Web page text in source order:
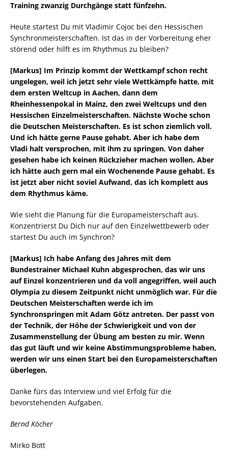
Training zwanzig Durchgänge statt fünfzehn.
Heute startest Du mit Vladimir Cojoc bei den Hessischen
Synchronmeisterschaften. Ist das in der Vorbereitung eher
störend oder hilft es im Rhythmus zu bleiben?
[Markus] Im Prinzip kommt der Wettkampf schon recht
ungelegen, weil ich jetzt sehr viele Wettkämpfe hatte, mit
dem ersten Weltcup in Aachen, dann dem
Rheinhessenpokal in Mainz, den zwei Weltcups und den
Hessischen Einzelmeisterschaften. Nächste Woche schon
die Deutschen Meisterschaften. Es ist schon ziemlich voll.
Und ich hätte gerne Pause gehabt. Aber ich habe dem
Vladi halt versprochen, mit ihm zu springen. Von daher
gesehen habe ich keinen Rückzieher machen wollen. Aber
ich hätte auch gern mal ein Wochenende Pause gehabt. Es
ist jetzt aber nicht soviel Aufwand, das ich komplett aus
dem Rhythmus käme.
Wie sieht die Planung für die Europameisterschaft aus.
Konzentrierst Du Dich nur auf den Einzelwettbewerb oder
startest Du auch im Synchron?
[Markus] Ich habe Anfang des Jahres mit dem
Bundestrainer Michael Kuhn abgesprochen, das wir uns
auf Einzel konzentrieren und da voll angegriffen, weil auch
Olympia zu diesem Zeitpunkt nicht unmöglich war. Für die
Deutschen Meisterschaften werde ich im
Synchronspringen mit Adam Götz antreten. Der passt von
der Technik, der Höhe der Schwierigkeit und von der
Zusammenstellung der Übung am besten zu mir. Wenn
das gut läuft und wir keine Abstimmungsprobleme haben,
werden wir uns einen Start bei den Europameisterschaften
überlegen.
Danke fürs das Interview und viel Erfolg für die
bevorstehenden Aufgaben.
Bernd Köcher
Mirko Bott